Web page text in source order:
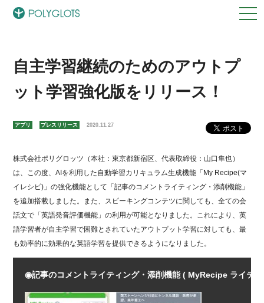
自主学習継続のためのアウトプ
ット学習強化版をリリース！
アプリ プレスリリース 2020.11.27
株式会社ポリグロッツ（本社：東京都新宿区、代表取締役：山口隼也）
は、この度、AIを利用した自動学習カリキュラム生成機能「My Recipe(マ
イレシピ)」の強化機能として「記事のコメントライティング・添削機能」
を追加搭載しました。また、スピーキングコンテツに関しても、全ての会
話文で「英語発音評価機能」の利用が可能となりました。これにより、英
語学習者が自主学習で困難とされていたアウトプット学習に対しても、最
も効率的に効果的な英語学習を提供できるようになりました。